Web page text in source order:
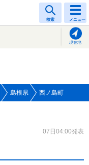
検索 メニュー
現在地
島根県 西ノ島町
07日04:00発表